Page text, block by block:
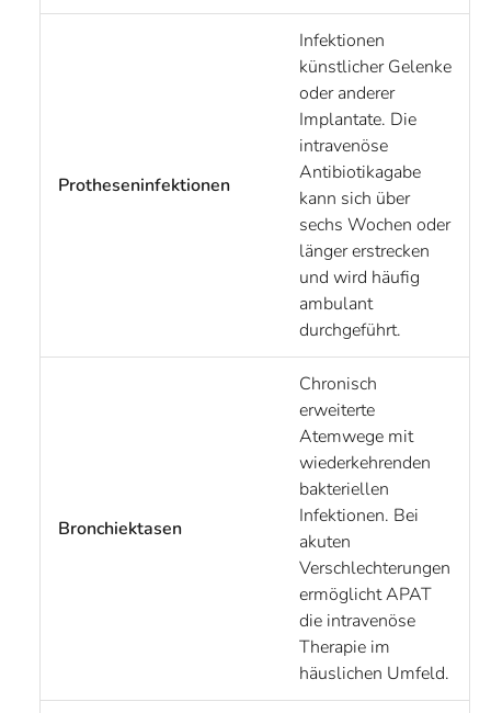
Protheseninfektionen
Infektionen
künstlicher Gelenke
oder anderer
Implantate. Die
intravenöse
Antibiotikagabe
kann sich über
sechs Wochen oder
länger erstrecken
und wird häufig
ambulant
durchgeführt.
Bronchiektasen
Chronisch
erweiterte
Atemwege mit
wiederkehrenden
bakteriellen
Infektionen. Bei
akuten
Verschlechterungen
ermöglicht APAT
die intravenöse
Therapie im
häuslichen Umfeld.